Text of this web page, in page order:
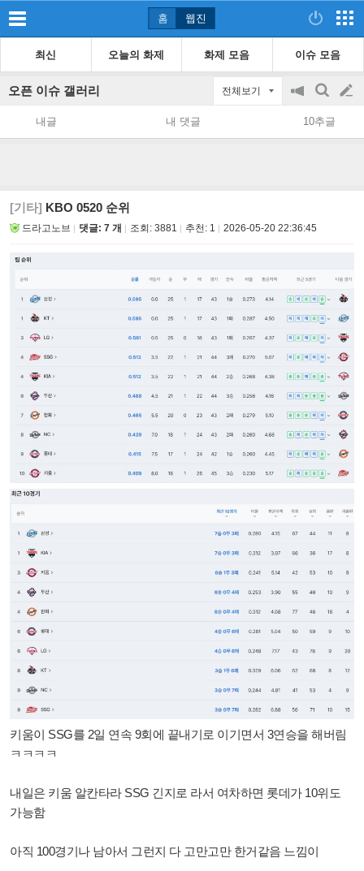
홈 웹진
최신 오늘의 화제 화제 모음 이슈 모음
오픈 이슈 갤러리 전체보기
공
지
on/off
검
색
글
쓰
내글 내 댓글 10추글
[기타] KBO 0520 순위
드라고노브 댓글: 7 개 조회: 3881 추천: 1 2026-05-20 22:36:45
키움이 SSG를 2일 연속 9회에 끝내기로 이기면서 3연승을 해버림
ㅋㅋㅋㅋ
내일은 키움 알칸타라 SSG 긴지로 라서 여차하면 롯데가 10위도
가능함
아직 100경기나 남아서 그런지 다 고만고만 한거같음 느낌이